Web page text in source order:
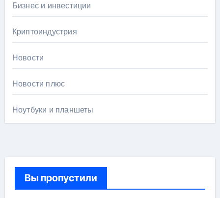
Бизнес и инвестиции
Криптоиндустрия
Новости
Новости плюс
Ноутбуки и планшеты
Вы пропустили